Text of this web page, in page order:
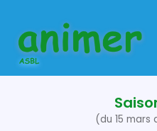
contenu
(du 15 mars